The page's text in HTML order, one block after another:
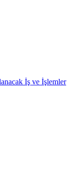
İş ve İşlemler